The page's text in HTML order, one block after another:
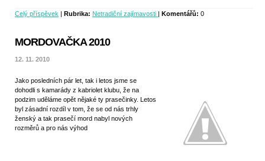
Celý příspěvek | Rubrika: Netradiční zajímavosti | Komentářů: 0
MORDOVAČKA 2010
12. 11. 2010
Jako posledních pár let, tak i letos jsme se
dohodli s kamarády z kabriolet klubu, že na
podzim uděláme opět nějaké ty prasečinky. Letos
byl zásadní rozdíl v tom, že se od nás trhly
ženský a tak prasečí mord nabyl nových
rozměrů a pro nás výhod